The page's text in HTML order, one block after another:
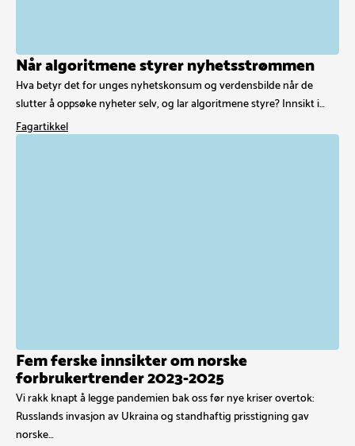
Når algoritmene styrer nyhetsstrømmen
Hva betyr det for unges nyhetskonsum og verdensbilde når de
slutter å oppsøke nyheter selv, og lar algoritmene styre? Innsikt i…
Fagartikkel
Fem ferske innsikter om norske
forbrukertrender 2023-2025
Vi rakk knapt å legge pandemien bak oss før nye kriser overtok:
Russlands invasjon av Ukraina og standhaftig prisstigning gav
norske…